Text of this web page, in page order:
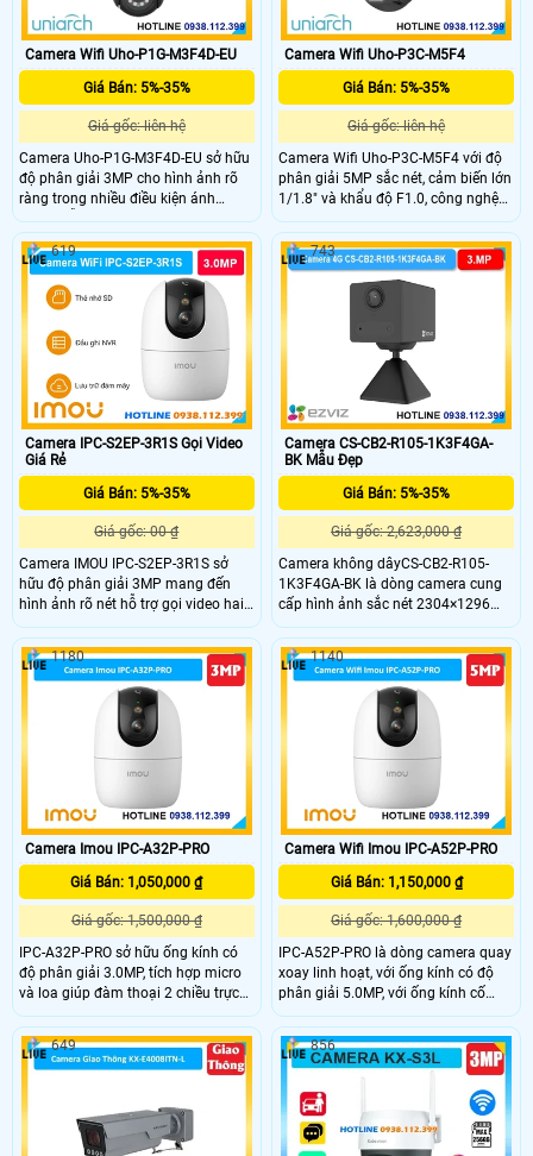
Camera Wifi Uho-P1G-M3F4D-EU
Giá Bán: 5%-35%
Giá gốc: liên hệ
Camera Uho-P1G-M3F4D-EU sở hữu
độ phân giải 3MP cho hình ảnh rõ
ràng trong nhiều điều kiện ánh
sáng. Hỗ trợ hồng ngoại và đèn ánh
sáng ấm tầm xa 30m giúp quan sát
ban đêm hiệu quả. Tích hợp đàm
thoại hai chiều và cảnh báo thông
minh nâng cao an ninh.
Camera Wifi Uho-P3C-M5F4
Giá Bán: 5%-35%
Giá gốc: liên hệ
Camera Wifi Uho-P3C-M5F4 với độ
phân giải 5MP sắc nét, cảm biến lớn
1/1.8" và khẩu độ F1.0, công nghệ
ColorHunter kết hợp Wise ISP giúp
ghi hình màu 24/7 ngay cả trong
điều kiện thiếu sáng. Hỗ trợ đèn ánh
sáng ấm tầm xa 30m cùng đàm
thoại hai chiều tiện lợi.
Camera IPC-S2EP-3R1S Gọi Video
Giá Rẻ
Giá Bán: 5%-35%
Giá gốc: 00 ₫
Camera IMOU IPC-S2EP-3R1S sở
hữu độ phân giải 3MP mang đến
hình ảnh rõ nét hỗ trợ gọi video hai
chiều nhanh chóng. Với khả năng
quan sát ban đêm sáng rõ tầm nhìn
xa và âm thanh trung thực camera
giúp bạn dễ dàng trò chuyện và
kiểm soát an ninh dù ở bất kỳ đâu.
Lựa chọn lý tưởng cho gia đình, văn
phòng và cửa hàng.
619
Camera CS-CB2-R105-1K3F4GA-
BK Mẫu Đẹp
Giá Bán: 5%-35%
Giá gốc: 2,623,000 ₫
Camera không dâyCS-CB2-R105-
1K3F4GA-BK là dòng camera cung
cấp hình ảnh sắc nét 2304×1296
cùng khả năng kết nối 4G mọi nơi.
Hỗ trợ AI phát hiện hình dáng
người,hỗ trợ pin 2000mAh hồng
ngoại 8m và đàm thoại hai chiều
với chất lượng âm thanh cao, khe
cắm thẻ nhớ lên đến 512GB camera
phù hợp giám sát linh hoạt mà
không cần Wi-Fi.
743
Camera Imou IPC-A32P-PRO
Giá Bán: 1,050,000 ₫
Giá gốc: 1,500,000 ₫
IPC-A32P-PRO sở hữu ống kính có
độ phân giải 3.0MP, tích hợp micro
và loa giúp đàm thoại 2 chiều trực
tiếp qua camera, có nhiều tính năng
thôn minh phát hiện con người, phát
hiện chuyển động, phát hiện âm
thanh bất tường, nhìn hình ảnh có
1180
Camera Wifi Imou IPC-A52P-PRO
Giá Bán: 1,150,000 ₫
Giá gốc: 1,600,000 ₫
IPC-A52P-PRO là dòng camera quay
xoay linh hoạt, với ống kính có độ
phân giải 5.0MP, với ống kính cố
định 3.6mm và gốc nhìn rọng 89°,
trang bị 4 chế độ ánh sáng ban đêm
thông minh, thích hợp wifi 6, kết hợp
cổng LAN, trang bị nhiều tính năng
1140
649 856